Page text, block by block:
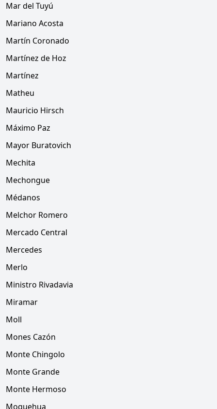
Mar del Tuyú
Mariano Acosta
Martín Coronado
Martínez de Hoz
Martínez
Matheu
Mauricio Hirsch
Máximo Paz
Mayor Buratovich
Mechita
Mechongue
Médanos
Melchor Romero
Mercado Central
Mercedes
Merlo
Ministro Rivadavia
Miramar
Moll
Mones Cazón
Monte Chingolo
Monte Grande
Monte Hermoso
Moquehua